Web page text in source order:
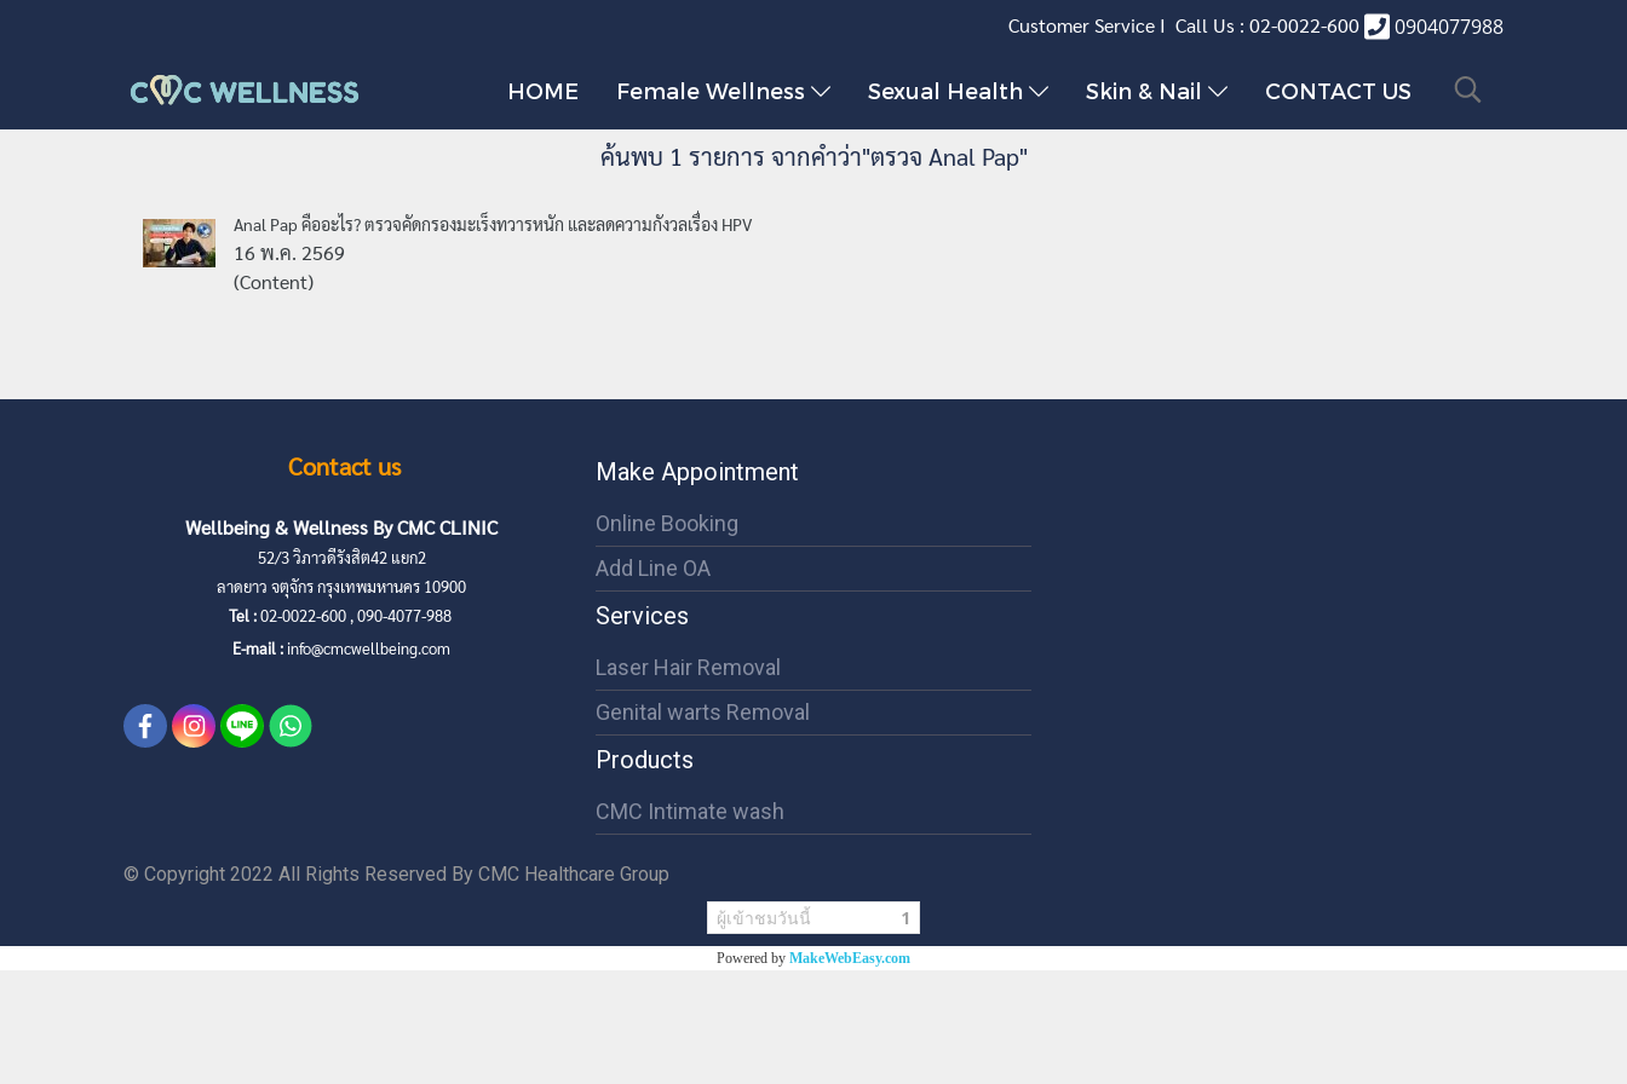
Customer Service I Call Us : 02-0022-600 0904077988
HOME Female Wellness Sexual Health Skin & Nail CONTACT US
ค้นพบ 1 รายการ จากคำว่า"ตรวจ Anal Pap"
Anal Pap คืออะไร? ตรวจคัดกรองมะเร็งทวารหนัก และลดความกังวลเรื่อง HPV
16 พ.ค. 2569
(Content)
Contact us
Wellbeing & Wellness By CMC CLINIC
52/3 วิภาวดีรังสิต42 แยก2
ลาดยาว จตุจักร กรุงเทพมหานคร 10900
Tel :02-0022-600 , 090-4077-988
E-mail : info@cmcwellbeing.com
Make Appointment
Online Booking
Add Line OA
Services
Laser Hair Removal
Genital warts Removal
Products
CMC Intimate wash
© Copyright 2022 All Rights Reserved By CMC Healthcare Group
ผู้เข้าชมวันนี้
1
Powered by MakeWebEasy.com